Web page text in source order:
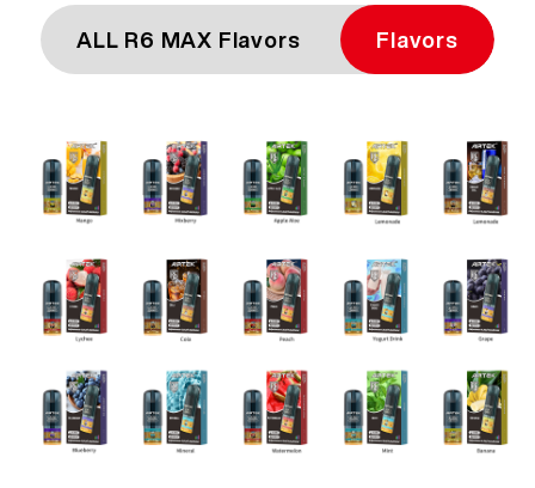
Flavors
ALL R6 MAX Flavors